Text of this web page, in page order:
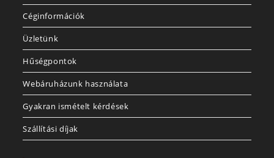
Céginformációk
Üzletünk
Hűségpontok
Webáruházunk használata
Gyakran ismételt kérdések
Szállítási díjak